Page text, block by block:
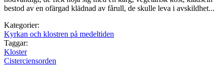
bestod av en ofärgad klädnad av fårull, de skulle leva i avskildhet...
Kategorier:
Kyrkan och klostren på medeltiden
Taggar:
Kloster
Cisterciensorden